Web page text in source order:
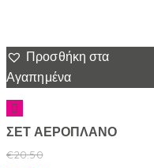
Προσθήκη στα
Αγαπημένα
ΣΕΤ ΑΕΡΟΠΛΑΝΟ
€20.50